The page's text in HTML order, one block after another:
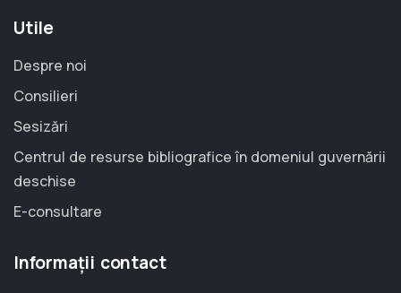
Utile
Despre noi
Consilieri
Sesizări
Centrul de resurse bibliografice în domeniul guvernării
deschise
E-consultare
Informații contact